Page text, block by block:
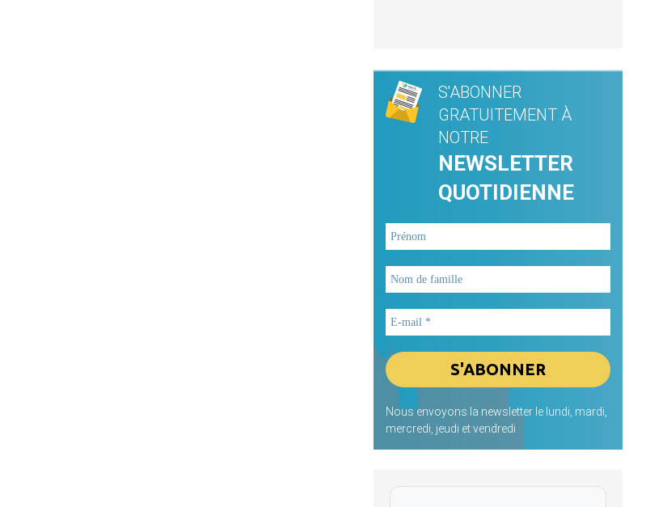
S'ABONNER
GRATUITEMENT À
NOTRE
NEWSLETTER
QUOTIDIENNE
Nous envoyons la newsletter le lundi, mardi,
mercredi, jeudi et vendredi